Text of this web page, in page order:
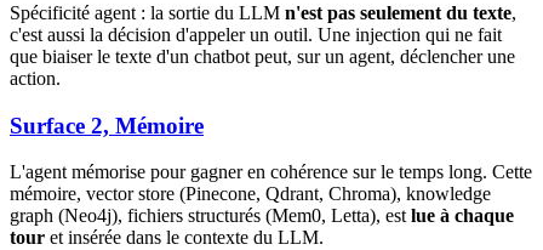
Spécificité agent : la sortie du LLM n'est pas seulement du texte,
c'est aussi la décision d'appeler un outil. Une injection qui ne fait
que biaiser le texte d'un chatbot peut, sur un agent, déclencher une
action.
Surface 2, Mémoire
L'agent mémorise pour gagner en cohérence sur le temps long. Cette
mémoire, vector store (Pinecone, Qdrant, Chroma), knowledge
graph (Neo4j), fichiers structurés (Mem0, Letta), est lue à chaque
tour et insérée dans le contexte du LLM.